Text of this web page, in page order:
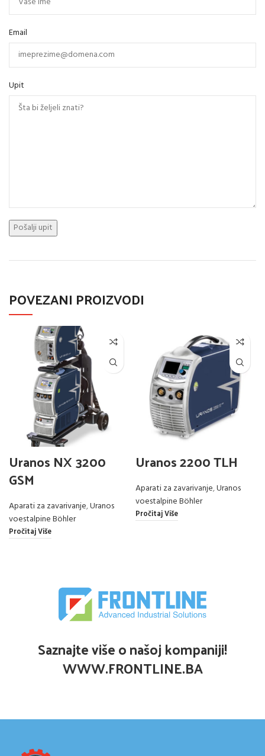
Email
Upit
POVEZANI PROIZVODI
Uranos NX 3200
GSM
Aparati za zavarivanje,Uranos
voestalpine Böhler
Pročitaj Više
Uranos 2200 TLH
Aparati za zavarivanje,Uranos
voestalpine Böhler
Pročitaj Više
Saznajte više o našoj kompaniji!
WWW.FRONTLINE.BA